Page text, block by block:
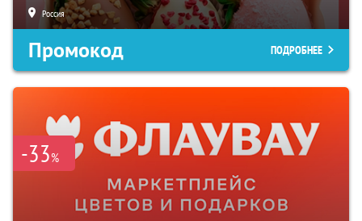
Россия
Промокод ПОДРОБНЕЕ
-33%